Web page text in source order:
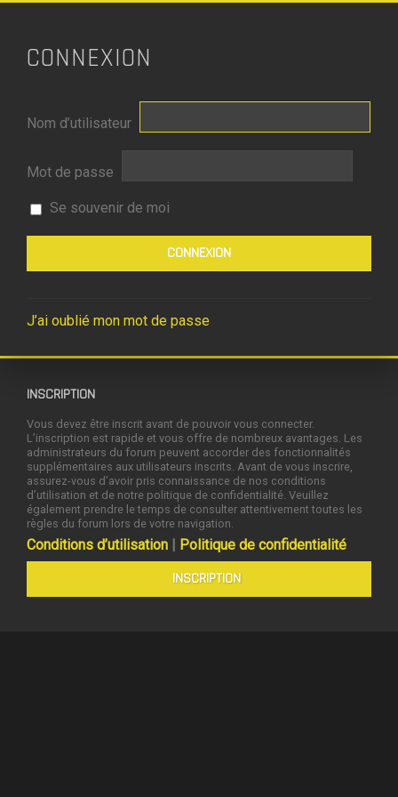
CONNEXION
Nom d’utilisateur
Mot de passe
Se souvenir de moi
J’ai oublié mon mot de passe
INSCRIPTION
Vous devez être inscrit avant de pouvoir vous connecter.
L’inscription est rapide et vous offre de nombreux avantages. Les
administrateurs du forum peuvent accorder des fonctionnalités
supplémentaires aux utilisateurs inscrits. Avant de vous inscrire,
assurez-vous d’avoir pris connaissance de nos conditions
d’utilisation et de notre politique de confidentialité. Veuillez
également prendre le temps de consulter attentivement toutes les
règles du forum lors de votre navigation.
Conditions d’utilisation | Politique de confidentialité
INSCRIPTION